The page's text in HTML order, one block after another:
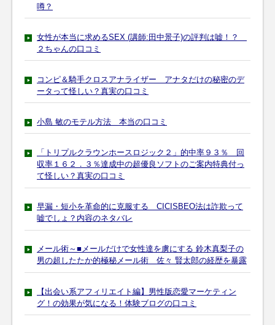
噂？
女性が本当に求めるSEX (講師:田中景子)の評判は嘘！？
２ちゃんの口コミ
コンピ＆騎手クロスアナライザー アナタだけの秘密のデ
ータって怪しい？真実の口コミ
小島 敏のモテル方法 本当の口コミ
「トリプルクラウンホースロジック２」的中率９３％ 回
収率１６２．３％達成中の超優良ソフトのご案内特典付っ
て怪しい？真実の口コミ
早漏・短小を革命的に克服する CICISBEO法は詐欺って
嘘でしょ？内容のネタバレ
メール術～■メールだけで女性達を虜にする 鈴木真梨子の
男の超したたか的極秘メール術 佐々 賢太郎の経歴を暴露
【出会い系アフィリエイト編】男性版恋愛マーケティン
グ！の効果が気になる！体験ブログの口コミ